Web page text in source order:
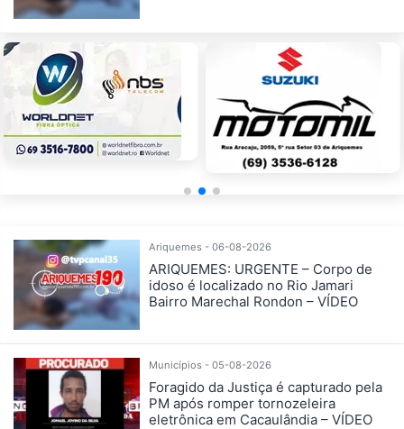
Ariquemes - 06-08-2026
ARIQUEMES: URGENTE – Corpo de
idoso é localizado no Rio Jamari
Bairro Marechal Rondon – VÍDEO
Municípios - 05-08-2026
Foragido da Justiça é capturado pela
PM após romper tornozeleira
eletrônica em Cacaulândia – VÍDEO